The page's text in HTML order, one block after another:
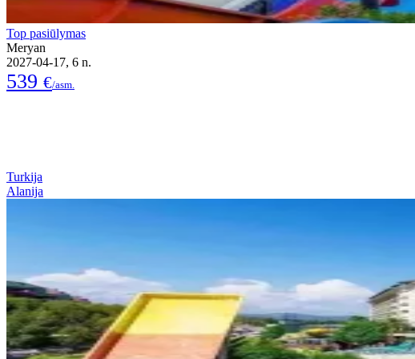
Top pasiūlymas
Meryan
2027-04-17, 6 n.
539 €/asm.
Turkija
Alanija